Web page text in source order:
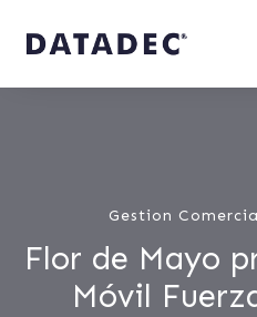
Gestion
Flor de Mayo
Móvil